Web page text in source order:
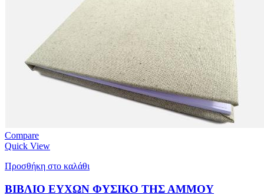
Compare
Quick View
Προσθήκη στο καλάθι
ΒΙΒΛΙΟ ΕΥΧΩΝ ΦΥΣΙΚΟ ΤΗΣ ΑΜΜΟΥ